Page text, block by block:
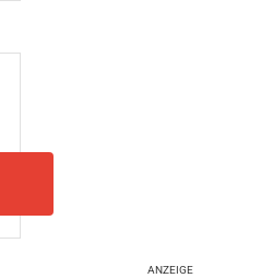
ANZEIGE